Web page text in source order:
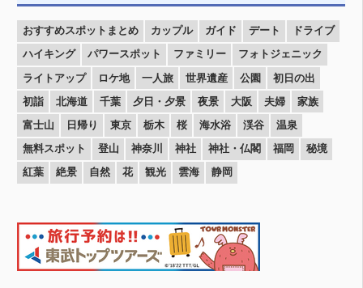
おすすめスポットまとめ カップル ガイド デート
ドライブ
ハイキング
パワースポット ファミリー
フォトジェニック
ライトアップ
ロケ地 一人旅 世界遺産 公園
初日の出
初詣
北海道 千葉 夕日・夕景 夜景 大阪 夫婦
家族
富士山
日帰り 東京 栃木 桜 海水浴 渓谷
温泉
無料スポット
登山 神奈川 神社 神社・仏閣 福岡
秘境
紅葉
絶景 自然 花 観光 雲海 静岡